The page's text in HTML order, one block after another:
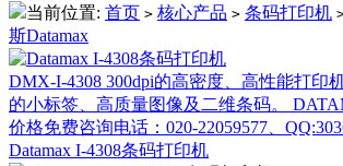
当前位置: 首页 > 核心产品 > 条码打印机
斯Datamax
DMX-I-4308 300dpi的高密度、高性能打印
的小标签、高质量图像及二维条码。
价格免费咨询电话：020-22059577、
Datamax I-4308条码打印机